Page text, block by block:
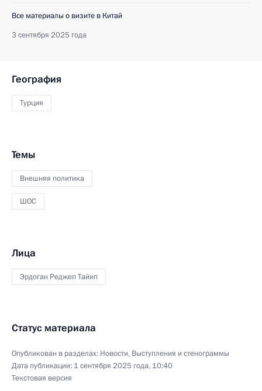
Все материалы о визите в Китай
3 сентября 2025 года
География
Турция
Темы
Внешняя политика
ШОС
Лица
Эрдоган Реджеп Тайип
Статус материала
Опубликован в разделах: Новости, Выступления и стенограммы
Дата публикации: 1 сентября 2025 года, 10:40
Текстовая версия